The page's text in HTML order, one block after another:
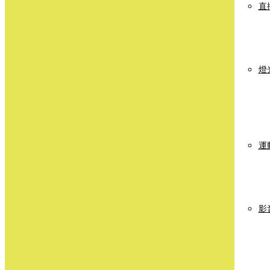
直
燈
運
影